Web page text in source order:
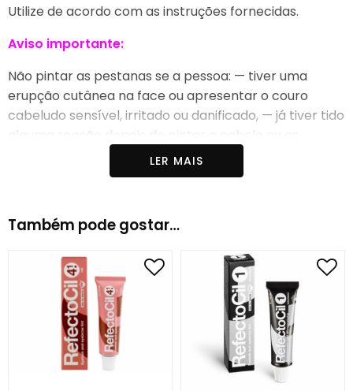
Utilize de acordo com as instruções fornecidas.
Aviso importante:
Não pintar as pestanas se a pessoa: — tiver uma
erupção cutânea na face ou apresentar o couro
cabeludo sensível, irritado ou danificado, — já tiver tido
alguma reação depois de pintar o cabelo ou as
pestanas,— já tiver tido alguma reação a uma
LER MAIS
Também pode gostar…